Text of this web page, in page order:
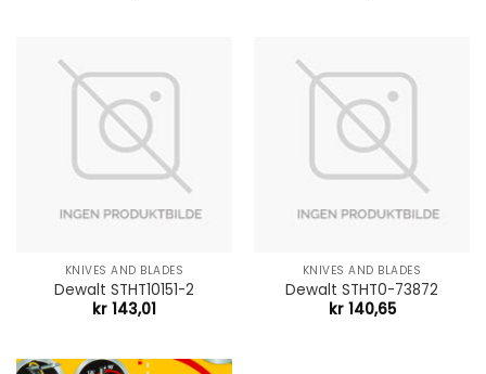
KNIVES AND BLADES
Dewalt STHT10151-2
kr 143,01
KNIVES AND BLADES
Dewalt STHT0-73872
kr140,65